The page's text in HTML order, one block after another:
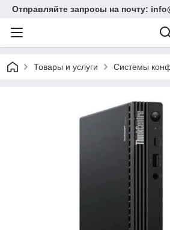
Отправляйте запросы на почту:
Товары и услуги Системы